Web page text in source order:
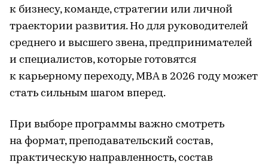
к бизнесу, команде, стратегии или личной
траектории развития. Но для руководителей
среднего и высшего звена, предпринимателей
и специалистов, которые готовятся
к карьерному переходу, MBA в 2026 году может
стать сильным шагом вперед.
При выборе программы важно смотреть
на формат, преподавательский состав,
практическую направленность, состав